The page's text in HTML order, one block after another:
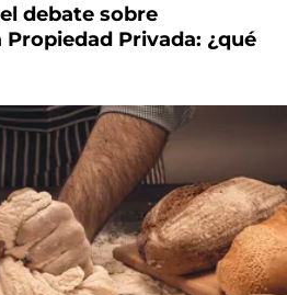
debate sobre
Privada: ¿qué